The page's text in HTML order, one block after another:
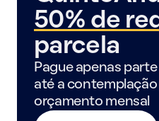
50% de
parcela
Pague apenas
até a contemplação
orçamento mensal